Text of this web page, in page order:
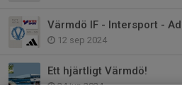
12 sep 2024
Ett hjärtligt Värmdö!